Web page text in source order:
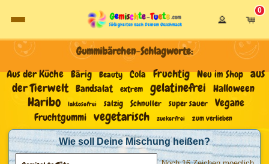
Login
0
Süßigkeiten selber mischen
Gummibärchen-Schlagworte:
Aus der Küche Bärig Beauty Cola Fruchtig Neu im Shop aus
der Tierwelt Bandsalat extrem gelatinefrei Halloween
Haribo laktosefrei salzig Schnuller super sauer
Vegane
Fruchtgummi vegetarisch zuckerfrei zum verlieben
Wie soll Deine Mischung heißen?